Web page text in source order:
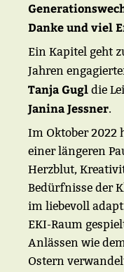
Danke und viel
Ein Kapitel geht
Jahren
Tanja Gugl die
Janina Jessner.
Im Oktober 2022
einer längeren
Herzblut,
Bedürfnisse der
im liebevoll
EKI-Raum
Anlässen wie
Ostern